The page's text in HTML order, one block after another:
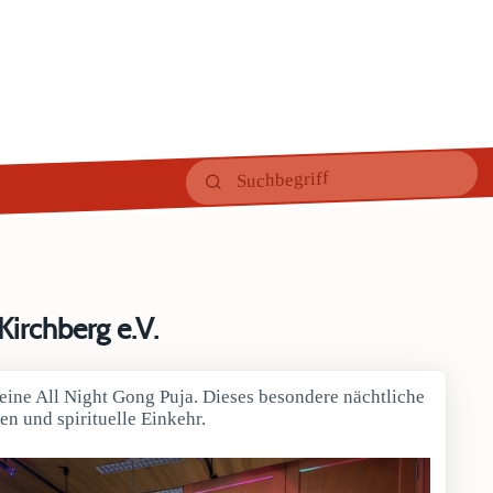
e.V.
All Night Gong Puja. Dieses besondere nächtliche
und spirituelle Einkehr.